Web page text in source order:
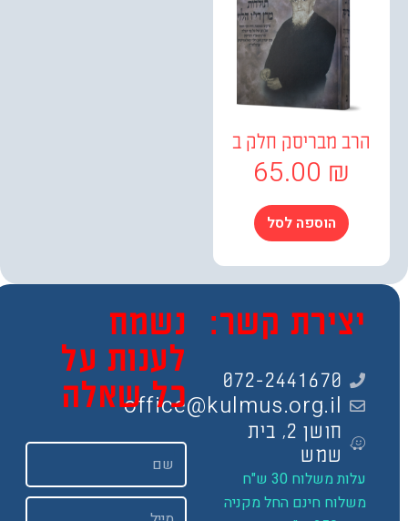
מבריסק חלק ב
65.00
הוספה לסל
קשר:
072-2441670
office@kulmus.org.il
חושן 2, בית
שמש
משלוח 30 ש"ח
חינם החל מקניה
נשמח
לענות על
כל שאלה
Email